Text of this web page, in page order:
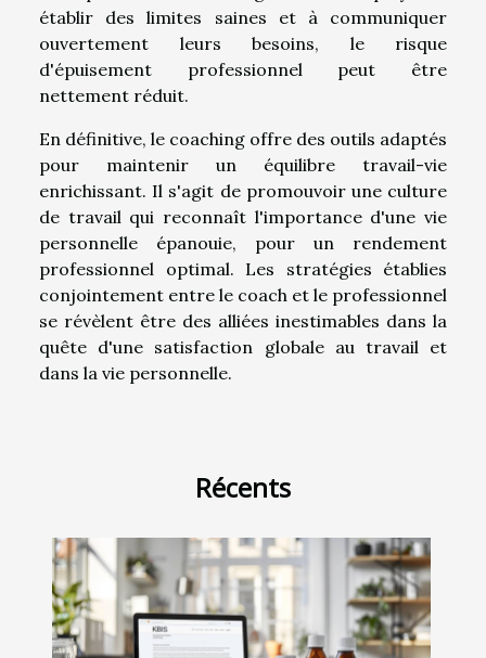
établir des limites saines et à communiquer
ouvertement leurs besoins, le risque
d'épuisement professionnel peut être
nettement réduit.
En définitive, le coaching offre des outils adaptés
pour maintenir un équilibre travail-vie
enrichissant. Il s'agit de promouvoir une culture
de travail qui reconnaît l'importance d'une vie
personnelle épanouie, pour un rendement
professionnel optimal. Les stratégies établies
conjointement entre le coach et le professionnel
se révèlent être des alliées inestimables dans la
quête d'une satisfaction globale au travail et
dans la vie personnelle.
Récents